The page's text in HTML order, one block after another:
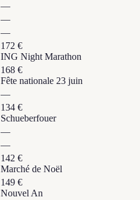
—
—
—
172 €
ING Night Marathon
168 €
Fête nationale 23 juin
—
134 €
Schueberfouer
—
—
142 €
Marché de Noël
149 €
Nouvel An